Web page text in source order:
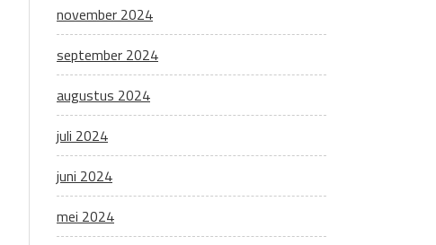
november 2024
september 2024
augustus 2024
juli 2024
juni 2024
mei 2024